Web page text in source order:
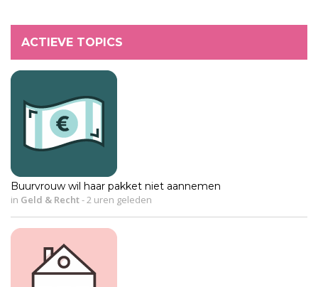
ACTIEVE TOPICS
Buurvrouw wil haar pakket niet aannemen
in Geld & Recht- 2 uren geleden